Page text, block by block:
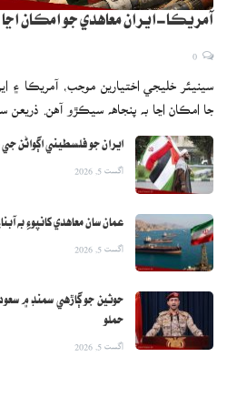
آهن. حبا فواد چيو ته فواد چوڌري
جي حراست ۾ آهي، مان نٿي چاهيان ته
تي چونڊن کان ٻاهر ڪيو وڃي.
آمريڪا-ايران معاهدي جو امڪان اڃا
سينيئر خليجي اختيارين موجب، آمريڪا ۽
جا امڪان اڃا به پنجاهه سيڪڙو آهن.
ايران جو فلسطيني اڳواڻن
اگست 5, 2026
عمان سان معاهدي کانپوءِ به
اگست 5, 2026
حوثين جو ڳاڙهي سمنڊ ۾
حملو
اگست 5, 2026